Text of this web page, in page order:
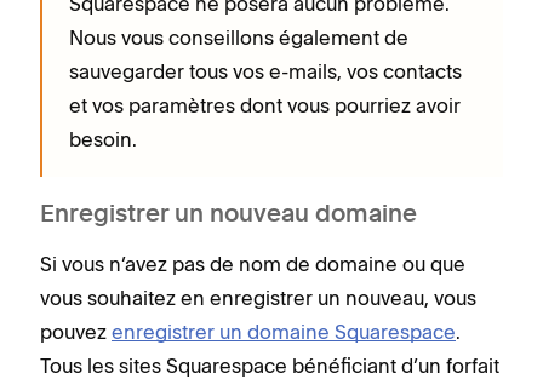
Nous vous conseillons également de
sauvegarder tous vos e-mails, vos contacts
et vos paramètres dont vous pourriez avoir
besoin.
Enregistrer un nouveau domaine
Si vous n’avez pas de nom de domaine ou que
vous souhaitez en enregistrer un nouveau, vous
pouvez enregistrer un domaine Squarespace.
Tous les sites Squarespace bénéficiant d’un forfait